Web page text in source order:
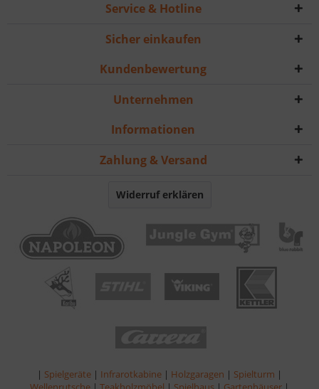
Service & Hotline
Sicher einkaufen
Kundenbewertung
Unternehmen
Informationen
Zahlung & Versand
Widerruf erklären
| Spielgeräte | Infrarotkabine | Holzgaragen | Spielturm |